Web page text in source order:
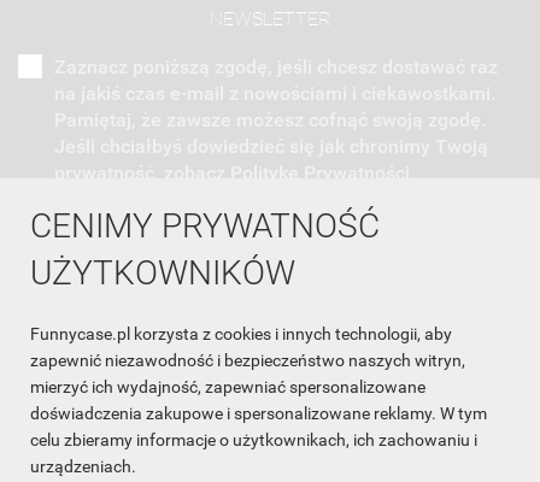
CENIMY PRYWATNOŚĆ
UŻYTKOWNIKÓW
Funnycase.pl korzysta z cookies i innych technologii, aby
zapewnić niezawodność i bezpieczeństwo naszych witryn,
mierzyć ich wydajność, zapewniać spersonalizowane
doświadczenia zakupowe i spersonalizowane reklamy. W tym
celu zbieramy informacje o użytkownikach, ich zachowaniu i
urządzeniach.
NEWSLETTER
INFORMACJA O SKLEPIE
INFORMACJE
OBSŁUGA KLIENTA